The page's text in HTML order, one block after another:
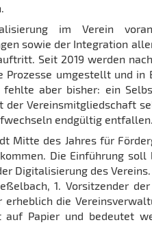
im Verein
sowie der Integration
Seit 2019 werden
umgestellt und in
aber bisher: ein
Vereinsmitgliedschaft
endgültig entfallen.
Mitte des Jahres für
Die Einführung soll
Digitalisierung des
1. Vorsitzender
die
auf Papier und bedeutet